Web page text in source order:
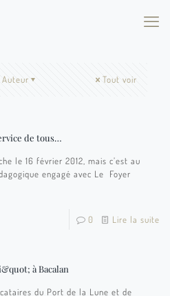
Auteur Tout voir
de tous…
le 16 février 2012, mais c’est au
engagé avec Le Foyer
0 Lire la suite
à Bacalan
du Port de la Lune et de